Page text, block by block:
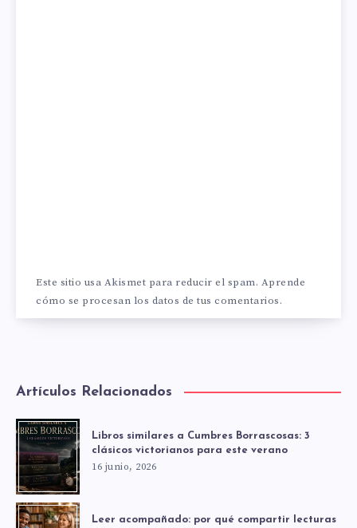
Este sitio usa Akismet para reducir el spam. Aprende
cómo se procesan los datos de tus comentarios.
Artículos Relacionados
Libros similares a Cumbres Borrascosas: 3
clásicos victorianos para este verano
16 junio, 2026
Leer acompañado: por qué compartir lecturas